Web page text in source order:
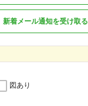
新着メール通知を受け取る
図あり